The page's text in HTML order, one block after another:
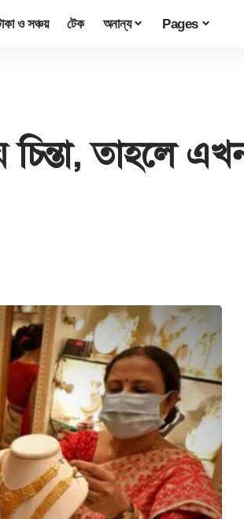
ও সঞ্চয় টেক অনান্য Pages
তাহলে